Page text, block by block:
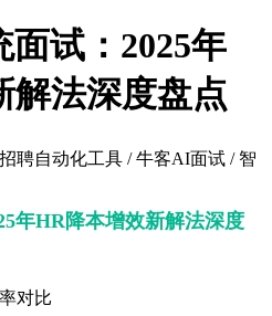
试：2025年
解法深度盘点
聘自动化工具 / 牛客AI面试 / 智
年HR降本增效新解法深度